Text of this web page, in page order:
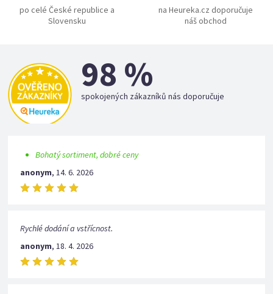
po celé České republice a
Slovensku
na Heureka.cz doporučuje
náš obchod
98 %
spokojených zákazníků nás doporučuje
Bohatý sortiment, dobré ceny
anonym,14. 6. 2026
Rychlé dodání a vstřícnost.
anonym,18. 4. 2026